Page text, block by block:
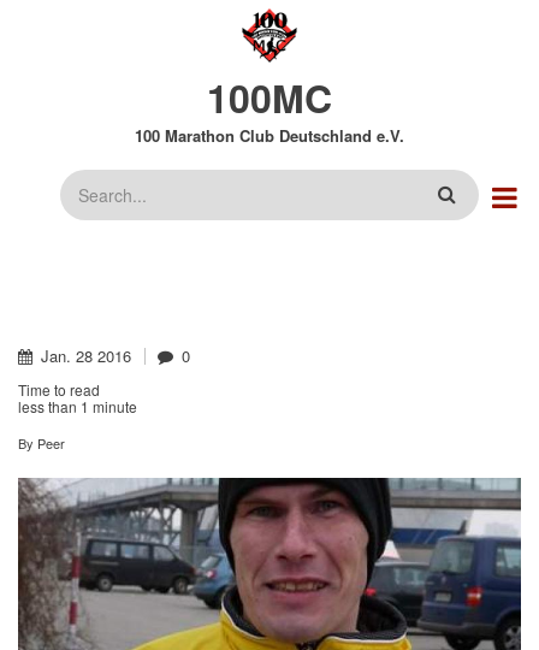
100MC
100 Marathon Club Deutschland e.V.
Suche
Jan. 28 2016 0
Time to read
less than 1 minute
By Peer